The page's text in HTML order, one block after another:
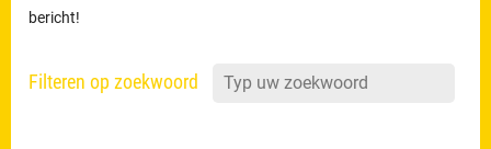
bericht!
Filteren op zoekwoord